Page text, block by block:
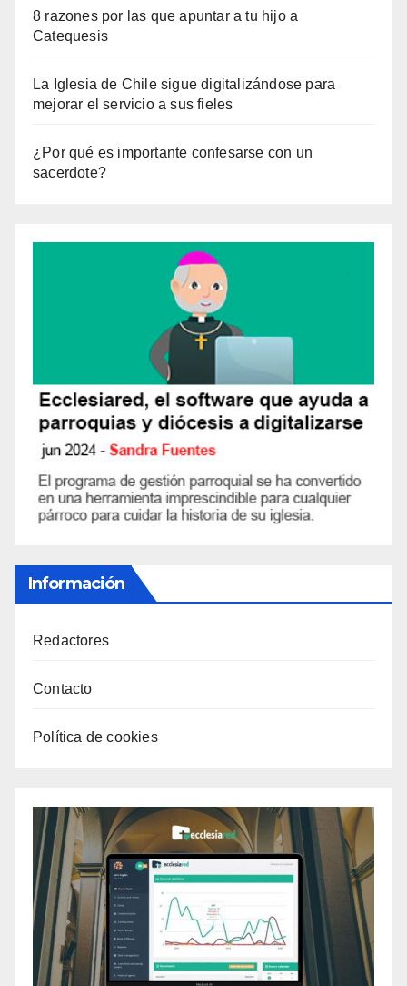
8 razones por las que apuntar a tu hijo a
Catequesis
La Iglesia de Chile sigue digitalizándose para
mejorar el servicio a sus fieles
¿Por qué es importante confesarse con un
sacerdote?
Información
Redactores
Contacto
Política de cookies